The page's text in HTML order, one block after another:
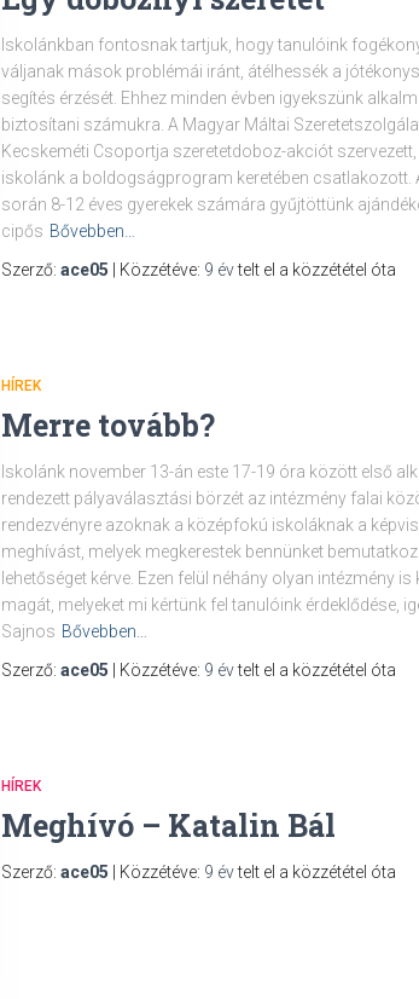
Iskolánkban fontosnak tartjuk, hogy tanulóink
váljanak mások problémái iránt, átélhessék a
segítés érzését. Ehhez minden évben igyekszünk
biztosítani számukra. A Magyar Máltai
Kecskeméti Csoportja szeretetdoboz-akciót
iskolánk a boldogságprogram keretében csatlakozott.
során 8-12 éves gyerekek számára gyűjtöttünk
cipős Bővebben…
Szerző: ace05 | Közzétéve: 9 évtelt el a közzététel óta
HÍREK
Merre tovább?
Iskolánk november 13-án este 17-19 óra között első
rendezett pályaválasztási börzét az intézmény falai
rendezvényre azoknak a középfokú iskoláknak a
meghívást, melyek megkerestek bennünket
lehetőséget kérve. Ezen felül néhány olyan intézmény is
magát, melyeket mi kértünk fel tanulóink érdeklődése,
Sajnos Bővebben…
Szerző: ace05 | Közzétéve: 9 évtelt el a közzététel óta
HÍREK
Meghívó – Katalin Bál
Szerző: ace05 | Közzétéve: 9 évtelt el a közzététel óta